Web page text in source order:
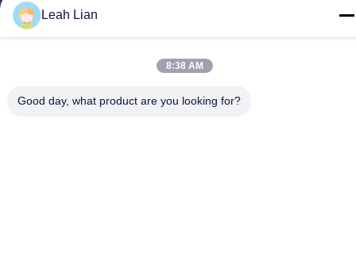
কারখানার ঠিকানা
নং ৭২, ইয়ংজুন রোড, উফেন গ্রাম, চংউউ টাউন, কোয়ানঝু, ফুজিয়ান, চীন
Leah Lian
8:38 AM
Good day, what product are you looking for?